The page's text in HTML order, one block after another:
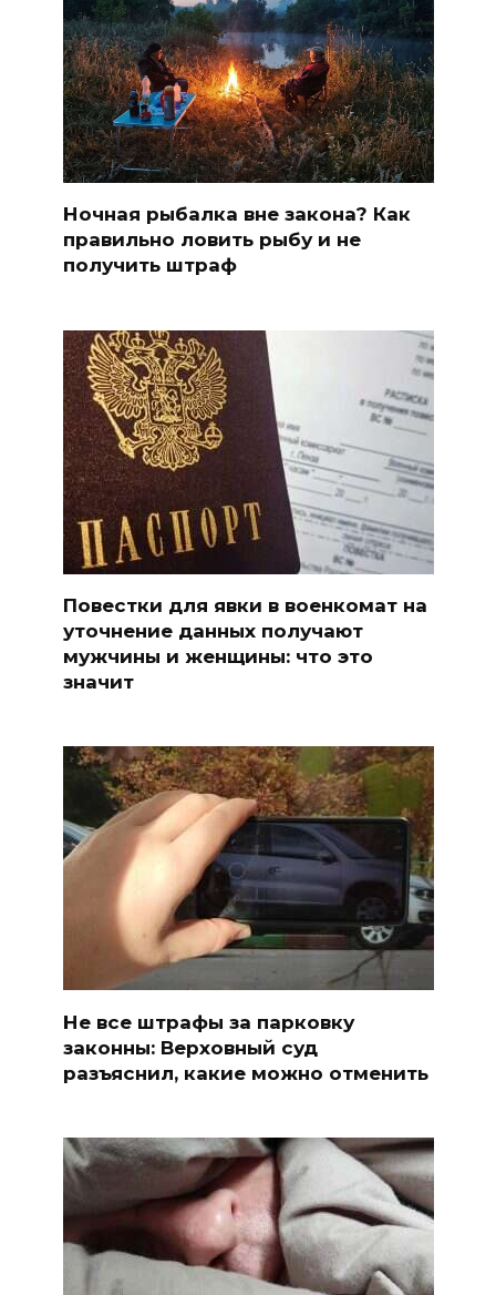
Ночная рыбалка вне закона? Как
правильно ловить рыбу и не
получить штраф
Повестки для явки в военкомат на
уточнение данных получают
мужчины и женщины: что это
значит
Не все штрафы за парковку
законны: Верховный суд
разъяснил, какие можно отменить